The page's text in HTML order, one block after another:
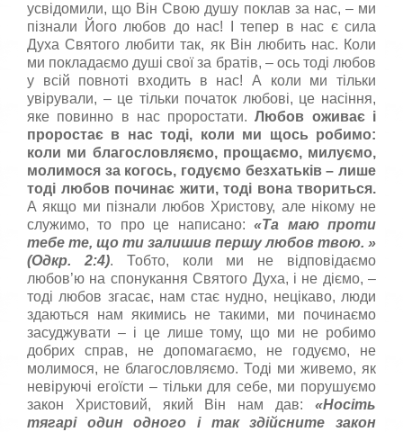
усвідомили, що Він Свою душу поклав за нас, – ми
пізнали Його любов до нас! І тепер в нас є сила
Духа Святого любити так, як Він любить нас. Коли
ми покладаємо душі свої за братів, – ось тоді любов
у всій повноті входить в нас! А коли ми тільки
увірували, – це тільки початок любові, це насіння,
яке повинно в нас проростати.Любов оживає і
проростає в нас тоді, коли ми щось робимо:
коли ми благословляємо, прощаємо, милуємо,
молимося за когось, годуємо безхатьків – лише
тоді любов починає жити, тоді вона твориться.
А якщо ми пізнали любов Христову, але нікому не
служимо, то про це написано:«Та маю проти
тебе те, що ти залишив першу любов твою. »
(Одкр. 2:4). Тобто, коли ми не відповідаємо
любов’ю на спонукання Святого Духа, і не діємо, –
тоді любов згасає, нам стає нудно, нецікаво, люди
здаються нам якимись не такими, ми починаємо
засуджувати – і це лише тому, що ми не робимо
добрих справ, не допомагаємо, не годуємо, не
молимося, не благословляємо. Тоді ми живемо, як
невіруючі егоїсти – тільки для себе, ми порушуємо
закон Христовий, який Він нам дав: «Hо­сiть
тягарi один одного i так здiйсните закон